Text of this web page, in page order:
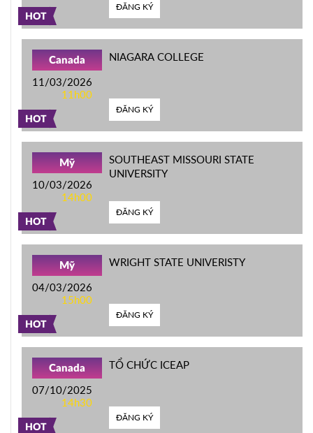
HOT
ĐĂNG KÝ
HOT
Canada
11/03/2026
11h00
NIAGARA COLLEGE
ĐĂNG KÝ
HOT
Mỹ
10/03/2026
14h00
SOUTHEAST MISSOURI STATE
UNIVERSITY
ĐĂNG KÝ
HOT
Mỹ
04/03/2026
15h00
WRIGHT STATE UNIVERISTY
ĐĂNG KÝ
HOT
Canada
07/10/2025
14h30
TỔ CHỨC ICEAP
ĐĂNG KÝ